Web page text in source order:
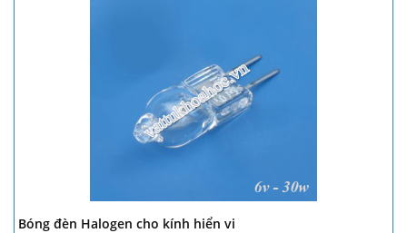
Bóng đèn Halogen cho kính hiển vi